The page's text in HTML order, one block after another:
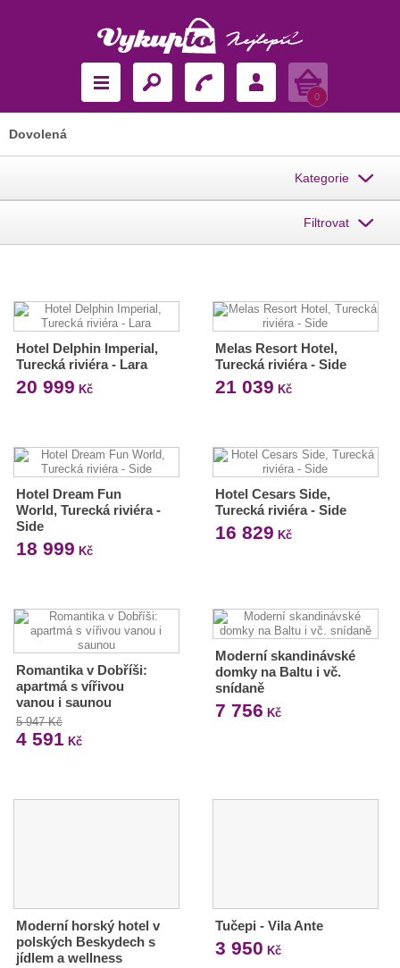
Košík
0
Dovolená
Kategorie
Filtrovat
Hotel Delphin Imperial,
Turecká riviéra - Lara
20 999 Kč
Melas Resort Hotel,
Turecká riviéra - Side
21 039 Kč
Hotel Dream Fun
World, Turecká riviéra -
Side
18 999 Kč
Hotel Cesars Side,
Turecká riviéra - Side
16 829 Kč
Romantika v Dobříši:
apartmá s vířivou
vanou i saunou
5 947 Kč
4 591 Kč
Moderní skandinávské
domky na Baltu i vč.
snídaně
7 756 Kč
Moderní horský hotel v
polských Beskydech s
jídlem a wellness
Tučepi - Vila Ante
3 950 Kč